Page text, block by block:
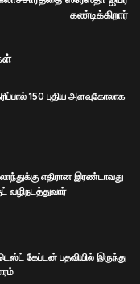
கண்டிக்கிறார்
150 புதிய அளவுகோலாக
எதிரான இரண்டாவது
வழிநடத்துவார்
கேப்டன் பதவியில் இருந்து